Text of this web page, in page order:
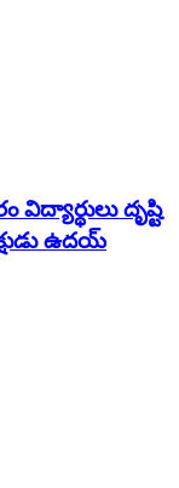
దృష్టి
ఉదయ్